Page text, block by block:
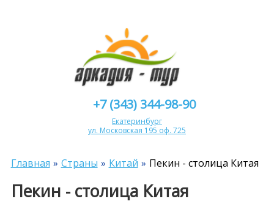
+7 (343) 344-98-90
Екатеринбург
ул. Московская 195 оф. 725
Главная Страны Китай Пекин - столица Китая
Пекин - столица Китая